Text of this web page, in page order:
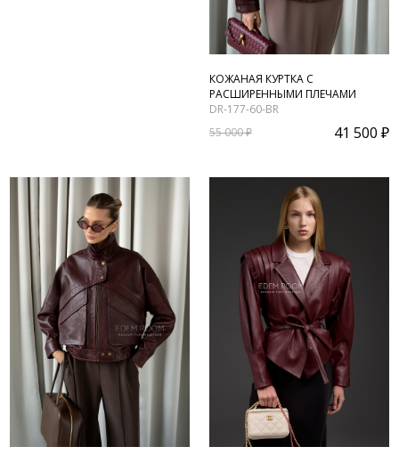
КОЖАНАЯ КУРТКА С
РАСШИРЕННЫМИ ПЛЕЧАМИ
DR-177-60-BR
55 000 ₽
41 500 ₽